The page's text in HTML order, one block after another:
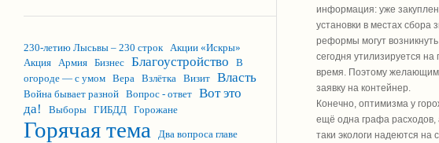
230-летию Лысьвы – 230 строк Акции «Искры»
Акция Армия Бизнес Благоустройство
В
огороде — с умом Вера Взлётка Визит Власть
Война бывает разной Вопрос - ответ Вот это
да!
Выборы ГИБДД Горожане
Горячая тема
Два вопроса главе
информация: уже
установки в местах сбора
реформы могут
сегодня утилизируется
время. Поэтому желающим
заявку на контейнер.
Конечно, оптимизма у
ещё одна графа расходов,
таки экологи надеются на